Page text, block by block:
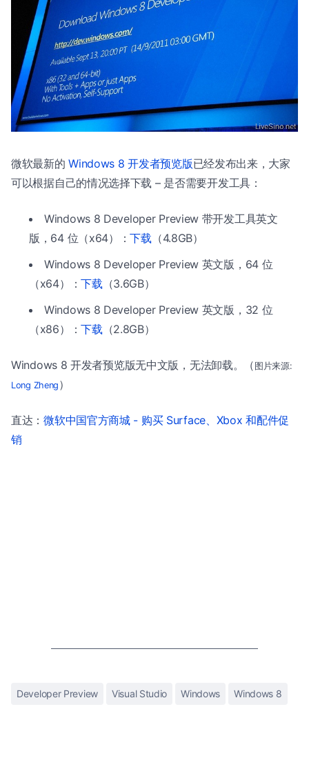
微软最新的Windows 8 开发者预览版已经发布出来，大家
可以根据自己的情况选择下载 – 是否需要开发工具：
Windows 8 Developer Preview 带开发工具英文
版，64 位（x64）：下载 （4.8GB）
Windows 8 Developer Preview 英文版，64 位
（x64）：下载 （3.6GB）
Windows 8 Developer Preview 英文版，32 位
（x86）：下载 （2.8GB）
Windows 8 开发者预览版无中文版，无法卸载。（ 图片来源:
Long Zheng ）
直达：微软中国官方商城 - 购买 Surface、Xbox 和配件促
销
Developer Preview Visual Studio Windows Windows 8